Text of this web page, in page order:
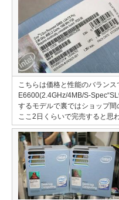
こちらは価格と性能のバラン
E6600(2.4GHz/4MB/S-
するモデルで裏ではショップ間
ここ2日くらいで完売すると思